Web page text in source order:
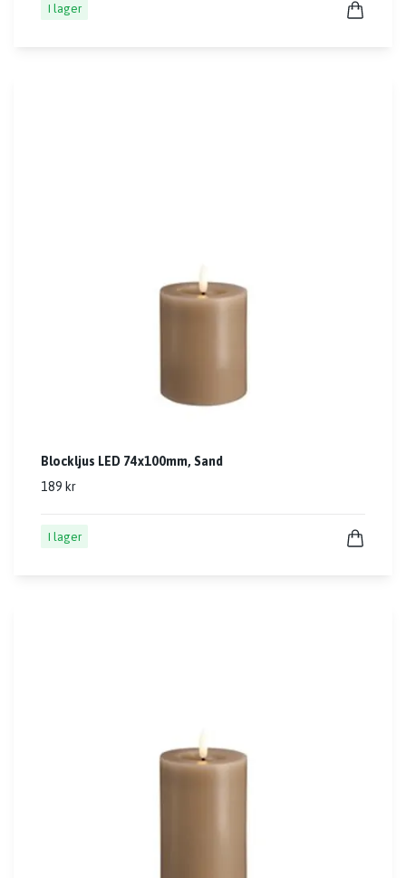
I lager
Blockljus LED 74x100mm, Sand
189 kr
I lager